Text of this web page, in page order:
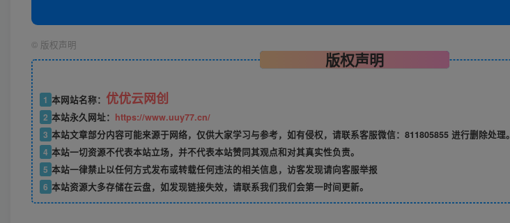
© 版权声明
版权声明
1 本网站名称： 优优云网创
2 本站永久网址： https://www.uuy77.cn/
3 本站文章部分内容可能来源于网络，仅供大家学习与参考，如有侵权，请联系客服微信：811805855 进行删除处理。
4 本站一切资源不代表本站立场，并不代表本站赞同其观点和对其真实性负责。
5 本站一律禁止以任何方式发布或转载任何违法的相关信息，访客发现请向客服举报
6 本站资源大多存储在云盘，如发现链接失效，请联系我们我们会第一时间更新。